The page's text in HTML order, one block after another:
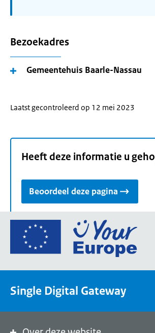
Bezoekadres
Gemeentehuis Baarle-Nassau
Laatst gecontroleerd op 12 mei 2023
Heeft deze informatie u
Beoordeel deze pagina
Ga
de
een
Single Digital Gateway